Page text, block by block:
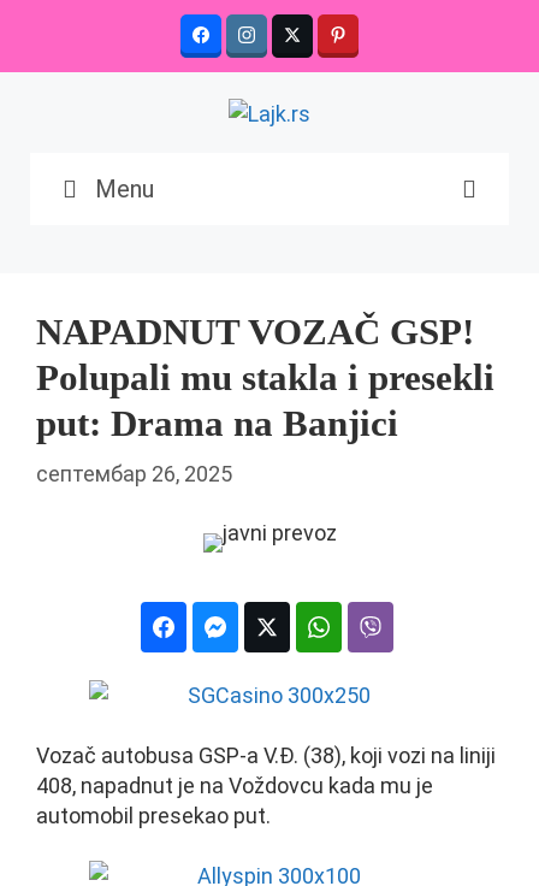
content
Menu
NAPADNUT VOZAČ GSP!
Polupali mu stakla i presekli
put: Drama na Banjici
септембар 26, 2025
Vozač autobusa GSP-a V.Đ. (38), koji vozi na liniji
408, napadnut je na Voždovcu kada mu je
automobil presekao put.